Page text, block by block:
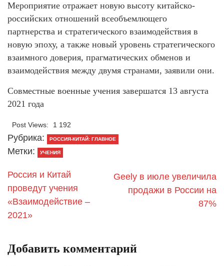
Мероприятие отражает новую высоту китайско-
российских отношений всеобъемлющего
партнерства и стратегического взаимодействия в
новую эпоху, а также новый уровень стратегического
взаимного доверия, прагматических обменов и
взаимодействия между двумя странами, заявили они.
Совместные военные учения завершатся 13 августа
2021 года
Post Views: 1 192
Рубрика: РОССИЯ-КИТАЙ: ГЛАВНОЕ
Метки: УЧЕНИЯ
Россия и Китай
проведут учения
«Взаимодействие –
2021»
Geely в июле увеличила
продажи в России на
87%
Добавить комментарий